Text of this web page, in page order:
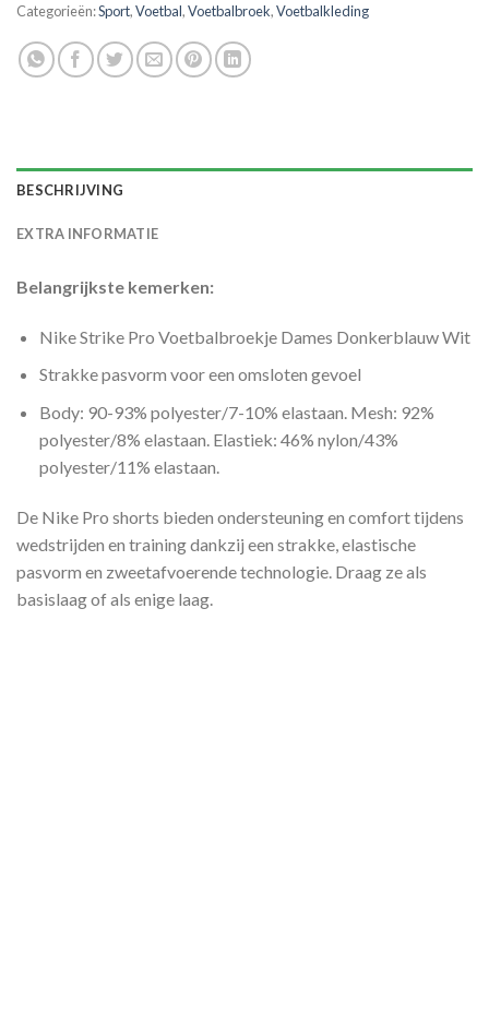
Categorieën:Sport,Voetbal,Voetbalbroek,Voetbalkleding
BESCHRIJVING
EXTRA INFORMATIE
Belangrijkste kemerken:
Nike Strike Pro Voetbalbroekje Dames Donkerblauw Wit
Strakke pasvorm voor een omsloten gevoel
Body: 90-93% polyester/7-10% elastaan. Mesh: 92%
polyester/8% elastaan. Elastiek: 46% nylon/43%
polyester/11% elastaan.
De Nike Pro shorts bieden ondersteuning en comfort tijdens
wedstrijden en training dankzij een strakke, elastische
pasvorm en zweetafvoerende technologie. Draag ze als
basislaag of als enige laag.